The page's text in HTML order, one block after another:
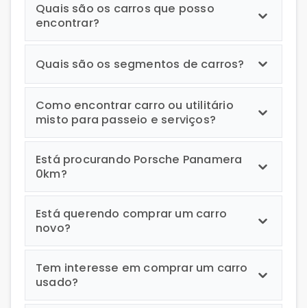
Quais são os carros que posso
encontrar?
Quais são os segmentos de carros?
Como encontrar carro ou utilitário
misto para passeio e serviços?
Está procurando Porsche Panamera
0km?
Está querendo comprar um carro
novo?
Tem interesse em comprar um carro
usado?